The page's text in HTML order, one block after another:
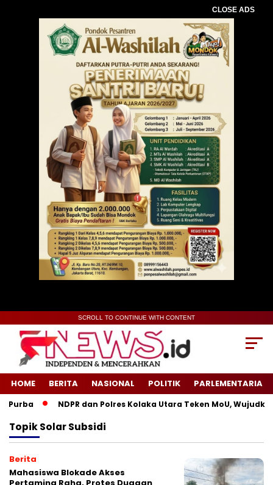
CLOSE ADS
SCROLL TO CONTINUE WITH CONTENT
HOME BERITA NASIONAL POLITIK PARLEMENTARIA
NDPR dan Polres Kolaka Utara Teken MoU,
TopikSolar Subsidi
Berita
Mahasiswa Blokade Akses